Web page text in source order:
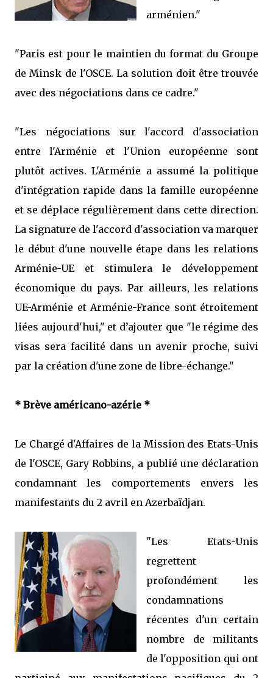
arménien."
"Paris est pour le maintien du format du Groupe
de Minsk de l'OSCE. La solution doit être trouvée
avec des négociations dans ce cadre."
"Les négociations sur l'accord d'association
entre l'Arménie et l'Union européenne sont
plutôt actives. L'Arménie a assumé la politique
d'intégration rapide dans la famille européenne
et se déplace régulièrement dans cette direction.
La signature de l'accord d'association va marquer
le début d'une nouvelle étape dans les relations
Arménie-UE et stimulera le développement
économique du pays. Par ailleurs, les relations
UE-Arménie et Arménie-France sont étroitement
liées aujourd'hui," et d’ajouter que "le régime des
visas sera facilité dans un avenir proche, suivi
par la création d'une zone de libre-échange."
* Brève américano-azérie *
Le Chargé d'Affaires de la Mission des Etats-Unis
de l'OSCE, Gary Robbins, a publié une déclaration
condamnant les comportements envers les
manifestants du 2 avril en Azerbaïdjan.
"Les Etats-Unis
regrettent
profondément les
condamnations
récentes d'un certain
nombre de militants
de l'opposition qui ont